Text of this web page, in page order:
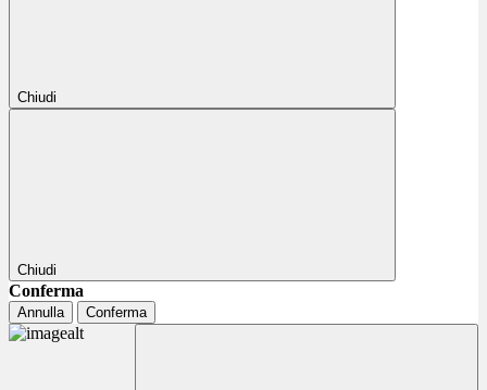
Chiudi
Chiudi
Conferma
Annulla Conferma